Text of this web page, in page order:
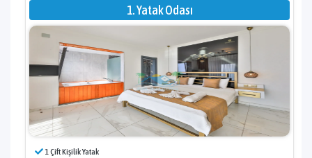
1. Yatak Odası
1 Çift Kişilik Yatak